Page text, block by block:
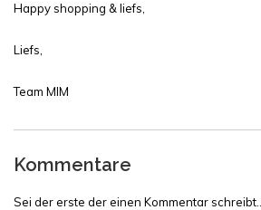
Happy shopping & liefs,
Liefs,
Team MIM
Kommentare
Sei der erste der einen Kommentar schreibt....